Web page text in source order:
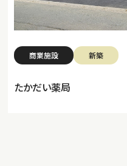
商業施設 新築
たかだい薬局